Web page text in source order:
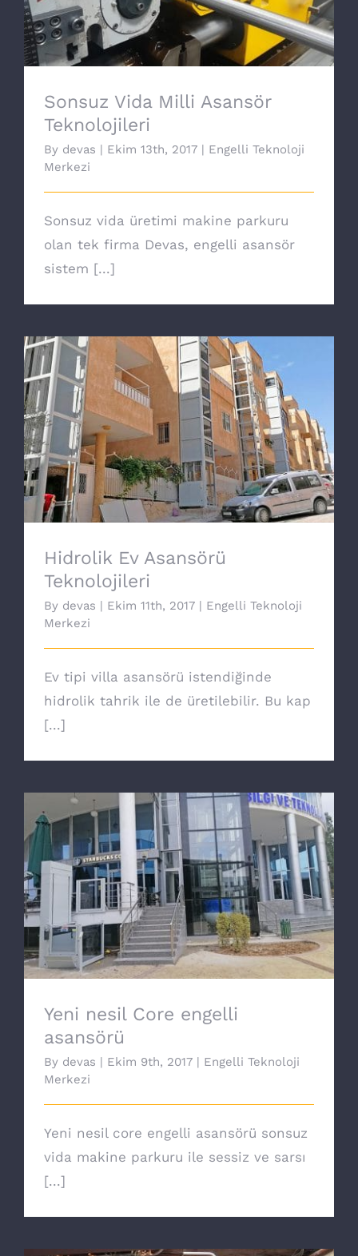
Sonsuz Vida Milli Asansör
Teknolojileri
By devas | Ekim 13th, 2017 | Engelli Teknoloji
Merkezi
Sonsuz vida üretimi makine parkuru
olan tek firma Devas, engelli asansör
sistem [...]
Hidrolik Ev Asansörü Teknolojileri
Hidrolik Ev Asansörü
Teknolojileri
By devas | Ekim 11th, 2017 | Engelli Teknoloji
Merkezi
Ev tipi villa asansörü istendiğinde
hidrolik tahrik ile de üretilebilir. Bu kap
[...]
Yeni nesil Core engelli asansörü
Yeni nesil Core engelli
asansörü
By devas | Ekim 9th, 2017 | Engelli Teknoloji
Merkezi
Yeni nesil core engelli asansörü sonsuz
vida makine parkuru ile sessiz ve sarsı
[...]